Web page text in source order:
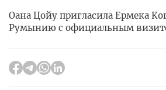
Оана Цойу пригласила Ермека
Румынию с официальным